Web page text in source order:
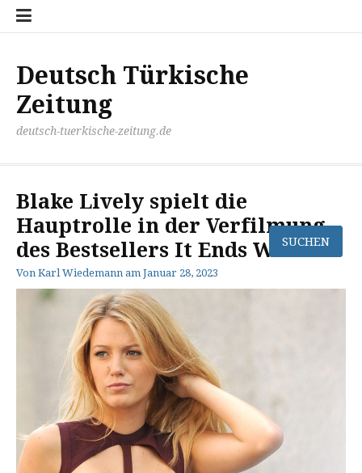
Zum
Inhalt
Deutsch Türkische
Zeitung
deutsch-tuerkische-zeitung.de
Blake Lively spielt die
Hauptrolle in der Verfilmung
des Bestsellers It Ends With Us
Von Karl Wiedemann am Januar 28, 2023